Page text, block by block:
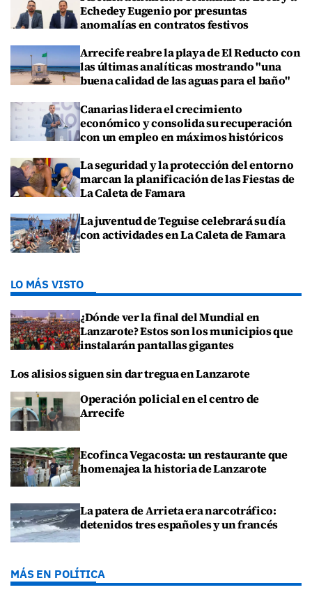
Echedey Eugenio por presuntas
anomalías en contratos festivos
Arrecife reabre la playa de El Reducto con
las últimas analíticas mostrando "una
buena calidad de las aguas para el baño"
Canarias lidera el crecimiento
económico y consolida su recuperación
con un empleo en máximos históricos
La seguridad y la protección del entorno
marcan la planificación de las Fiestas de
La Caleta de Famara
La juventud de Teguise celebrará su día
con actividades en La Caleta de Famara
LO MÁS VISTO
¿Dónde ver la final del Mundial en
Lanzarote? Estos son los municipios que
instalarán pantallas gigantes
Los alisios siguen sin dar tregua en Lanzarote
Operación policial en el centro de
Arrecife
Ecofinca Vegacosta: un restaurante que
homenajea la historia de Lanzarote
La patera de Arrieta era narcotráfico:
detenidos tres españoles y un francés
MÁS EN POLÍTICA